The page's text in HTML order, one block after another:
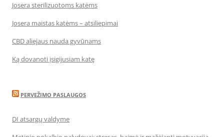
Josera sterilizuotoms katėms
Josera maistas katėms – atsiliepimai
CBD aliejaus nauda gyvūnams
Ką dovanoti įsigijusiam katę
PERVEŽIMO PASLAUGOS
DI atsargų valdyme